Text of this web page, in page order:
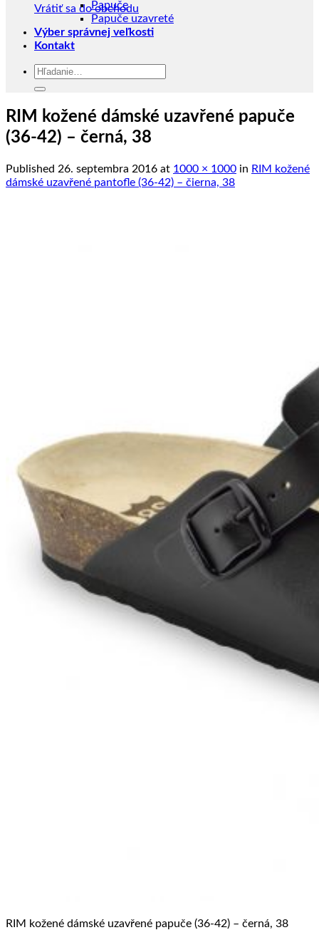
Vrátiť sa do obchodu
Papuče
Papuče uzavreté
Výber správnej veľkosti
Kontakt
Hľadať:
RIM kožené dámské uzavřené papuče
(36-42) – černá, 38
Published 26. septembra 2016 at 1000 × 1000 in RIM kožené
dámské uzavřené pantofle (36-42) – čierna, 38
RIM kožené dámské uzavřené papuče (36-42) – černá, 38